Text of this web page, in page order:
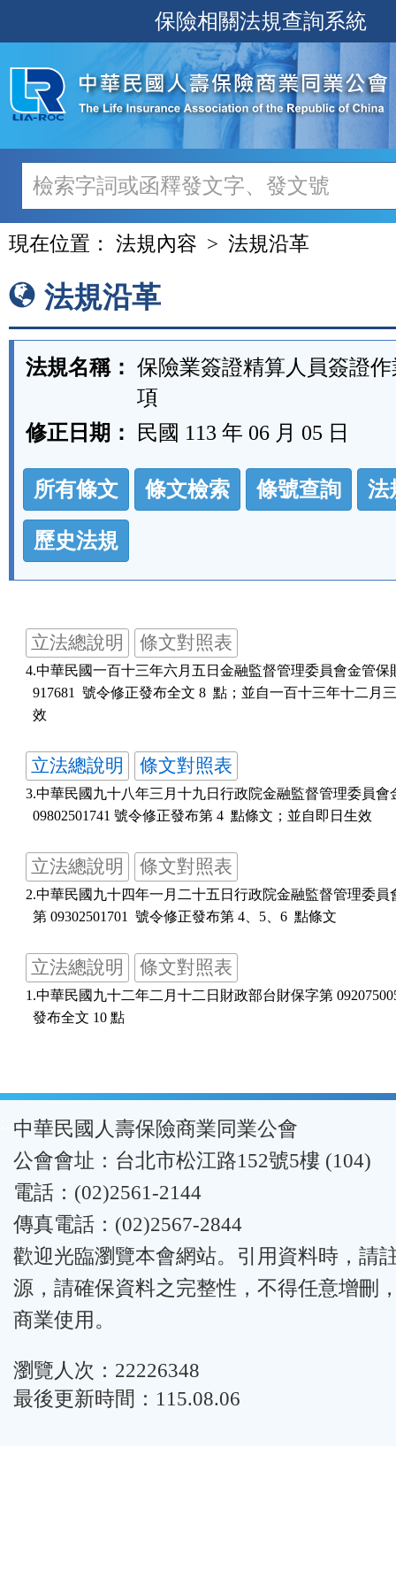
至
主
內
容
保險相關法規查詢系統
現在位置： 法規內容 法規沿革
法規沿革
法規名稱： 保險業簽證精算人員簽證
項
修正日期：
民國 113 年 06 月 05 日
法
規
功
能
按
區
所有條文 條文檢索 條號查詢 法
歷史法規
立法總說明 條文對照表
4.中華民國一百十三年六月五日金融監督管理委員會金管保
917681  號令修正發布全文 8  點；並自一百十三年十二月
立法總說明 條文對照表
3.中華民國九十八年三月十九日行政院金融監督管理委員會
立法總說明 條文對照表
2.中華民國九十四年一月二十五日行政院金融監督管理委員
立法總說明 條文對照表
1.中華民國九十二年二月十二日財政部台財保字第
:::中華民國人壽保險商業同業公會
公會會址：台北市松江路152號5樓 (104)
電話：(02)2561-2144
傳真電話：(02)2567-2844
歡迎光臨瀏覽本會網站。引用資料時，請
源，請確保資料之完整性，不得任意增刪
商業使用。
瀏覽人次：22226348
最後更新時間：115.08.06